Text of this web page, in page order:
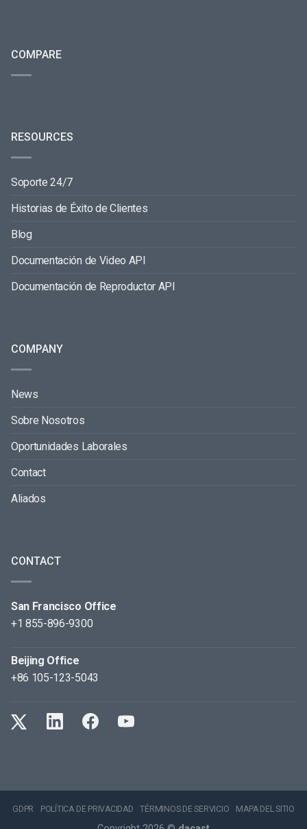
COMPARE
RESOURCES
Soporte 24/7
Historias de Éxito de Clientes
Blog
Documentación de Video API
Documentación de Reproductor API
COMPANY
News
Sobre Nosotros
Oportunidades Laborales
Contact
Aliados
CONTACT
San Francisco Office
+1 855-896-9300
Beijing Office
+86 105-123-5043
GDPR POLÍTICA DE PRIVACIDAD TÉRMINOS DE SERVICIO MAPA DEL SITIO